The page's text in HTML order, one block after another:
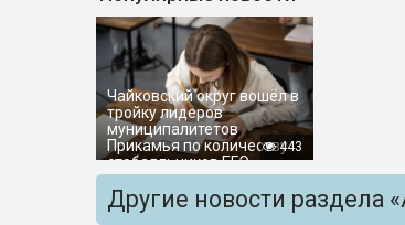
Чайковский округ вошёл в
тройку лидеров
муниципалитетов
Прикамья по количеству
стобалльников ЕГЭ
443
Другие новости раздела